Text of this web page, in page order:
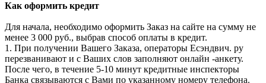
Как оформить кредит
Для начала, необходимо оформить Заказ на сайте на сумму не
менее 3 000 руб., выбрав способ оплаты в кредит.
1. При получении Вашего Заказа, операторы Есэндвич. ру
перезванивают и с Ваших слов заполняют онлайн -анкету.
После чего, в течение 5-10 минут кредитные инспекторы
Банка связываются с Вами по указанному номеру телефона.